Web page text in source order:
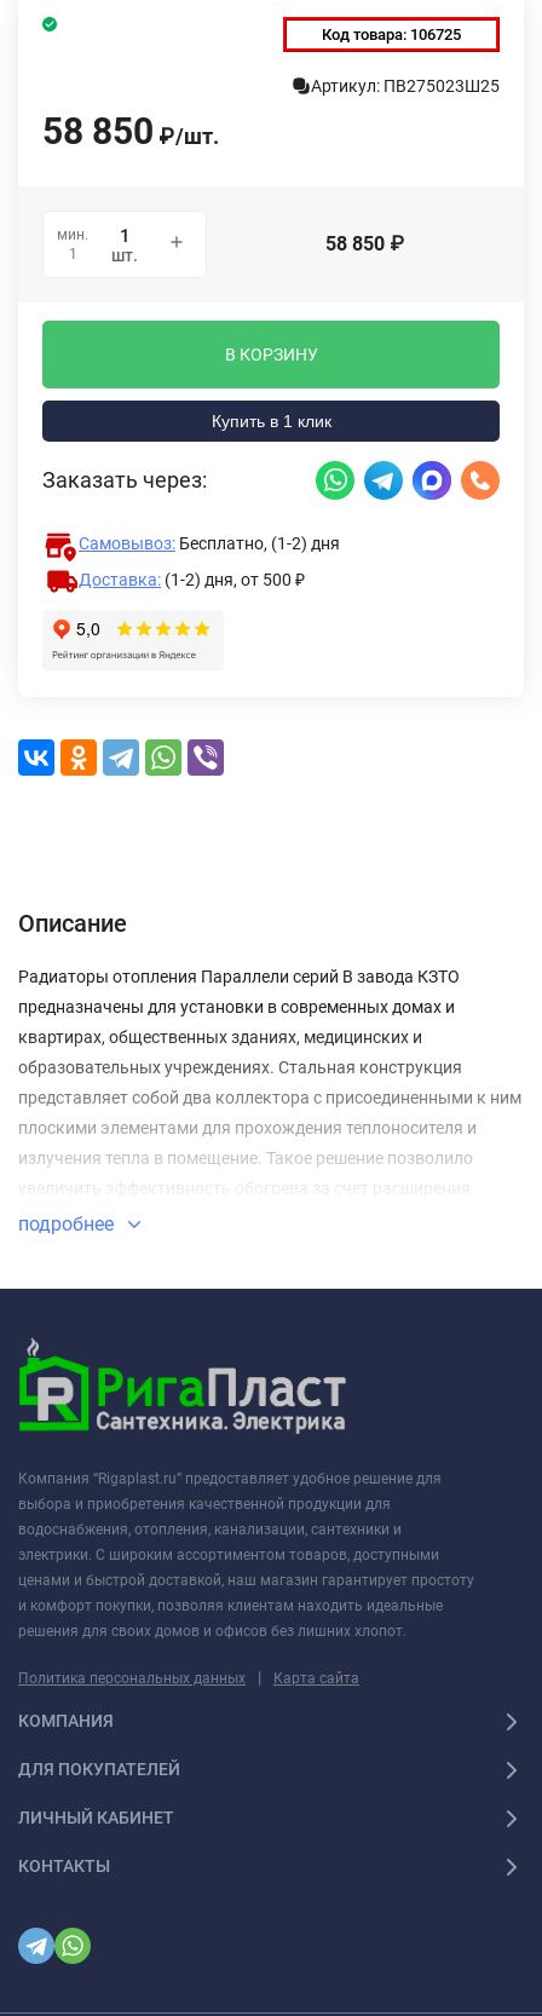
Код товара: 106725
Артикул: ПВ275023Ш25
58 850 ₽/шт.
мин.
1
шт. 58 850 ₽
В КОРЗИНУ
Купить в 1 клик
Заказать через:
Самовывоз: Бесплатно, (1-2) дня
Доставка: (1-2) дня, от 500 ₽
Описание
Радиаторы отопления Параллели серий В завода КЗТО
предназначены для установки в современных домах и
квартирах, общественных зданиях, медицинских и
образовательных учреждениях. Стальная конструкция
представляет собой два коллектора с присоединенными к ним
плоскими элементами для прохождения теплоносителя и
излучения тепла в помещение. Такое решение позволило
увеличить эффективность обогрева за счет расширения
площади рабочей поверхности.
подробнее
Компания “Rigaplast.ru” предоставляет удобное решение для
выбора и приобретения качественной продукции для
водоснабжения, отопления, канализации, сантехники и
электрики. С широким ассортиментом товаров, доступными
ценами и быстрой доставкой, наш магазин гарантирует простоту
и комфорт покупки, позволяя клиентам находить идеальные
решения для своих домов и офисов без лишних хлопот.
Политика персональных данных | Карта сайта
КОМПАНИЯ
ДЛЯ ПОКУПАТЕЛЕЙ
ЛИЧНЫЙ КАБИНЕТ
КОНТАКТЫ